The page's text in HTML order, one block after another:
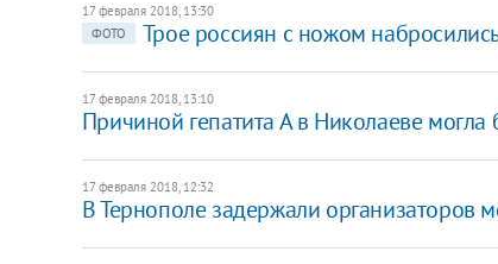
17 февраля 2018, 13:30
ФОТО
Трое россиян с ножом
17 февраля 2018, 13:10
​Причиной гепатита А в Николаеве могла
17 февраля 2018, 12:32
В Тернополе задержали организаторов